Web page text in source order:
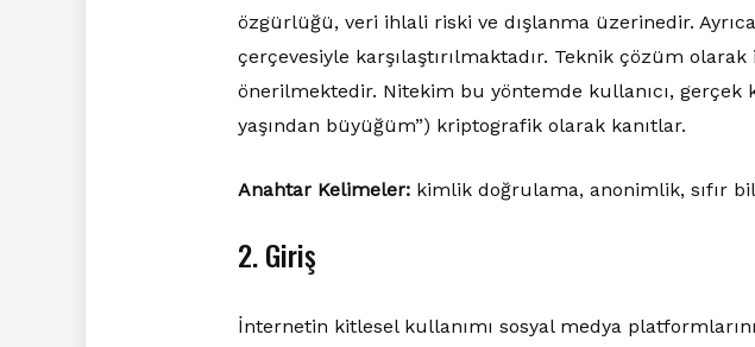
özgürlüğü, veri ihlali riski ve dışlanma üzerinedir.
çerçevesiyle karşılaştırılmaktadır. Teknik çözüm
önerilmektedir. Nitekim bu yöntemde kullanıcı, gerçek
yaşından büyüğüm”) kriptografik olarak kanıtlar.
Anahtar Kelimeler:kimlik doğrulama, anonimlik, sıfır
2. Giriş
İnternetin kitlesel kullanımı sosyal medya